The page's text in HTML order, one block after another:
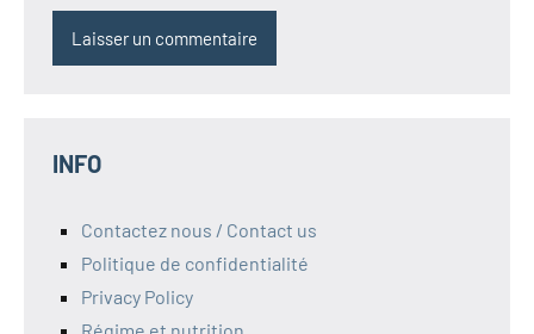
INFO
Contactez nous / Contact us
Politique de confidentialité
Privacy Policy
Régime et nutrition